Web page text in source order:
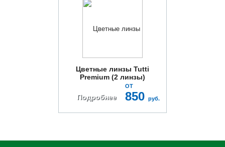
Цветные линзы Tutti
Premium (2 линзы)
Подробнее
ОТ
850 руб.